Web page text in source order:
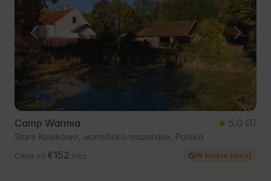
Camp Warmia 5.0 (3)
Stare Kawkowo, warmińsko-mazurskie, Polska
Cena od €152 /noc W klubie taniej